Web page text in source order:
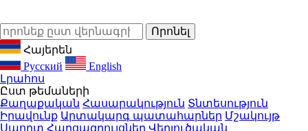
Հայերեն
Русский
English
Լրահոս
Ըստ թեմաների
Քաղաքական Հասարակություն Տնտեսություն
Իրավունք Արտակարգ պատահարներ Մշակույթ
Սպորտ Հարցազրույցներ Վերլուծական